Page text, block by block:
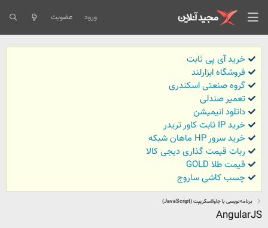
ورود عضویت
خرید آی پی ثابت
فروشگاه ابزارلند
گروه صنعتی اسکندری
تعمیر صندلی
داتلود انیمیشن
خرید IP ثابت کاور تریدر
خرید سرور HP ماهان شبکه
ربات قیمت گذاری دیجی کالا
قیمت طلا GOLD
چسب کاشی ساروج
برنامه‌نویسی با جاوااسکریپت (JavaScript)
AngularJS